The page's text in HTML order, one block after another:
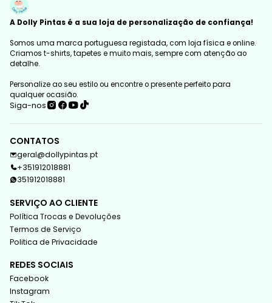
A Dolly Pintas é a sua loja de personalização de confiança!
Somos uma marca portuguesa registada, com loja física e online.
Criamos t-shirts, tapetes e muito mais, sempre com atenção ao
detalhe.
Personalize ao seu estilo ou encontre o presente perfeito para
qualquer ocasião.
Siga-nos
CONTATOS
geral@dollypintas.pt
+351912018881
351912018881
SERVIÇO AO CLIENTE
Política Trocas e Devoluções
Termos de Serviço
Politica de Privacidade
REDES SOCIAIS
Facebook
Instagram